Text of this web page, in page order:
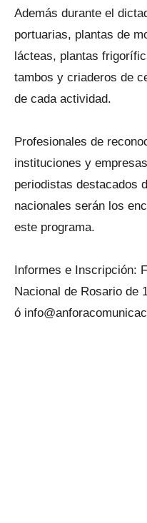
Además durante el
portuarias, plantas de
lácteas, plantas
tambos y criaderos de
de cada actividad.
Profesionales de
instituciones y
periodistas destacados
nacionales serán los
este programa.
Informes e Inscripción:
Nacional de Rosario de
ó